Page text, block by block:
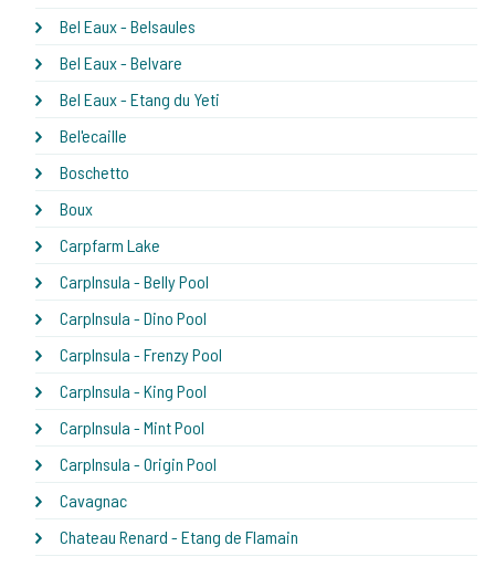
Bel Eaux - Belsaules
Bel Eaux - Belvare
Bel Eaux - Etang du Yeti
Bel'ecaille
Boschetto
Boux
Carpfarm Lake
CarpInsula - Belly Pool
CarpInsula - Dino Pool
CarpInsula - Frenzy Pool
CarpInsula - King Pool
CarpInsula - Mint Pool
CarpInsula - Origin Pool
Cavagnac
Chateau Renard - Etang de Flamain